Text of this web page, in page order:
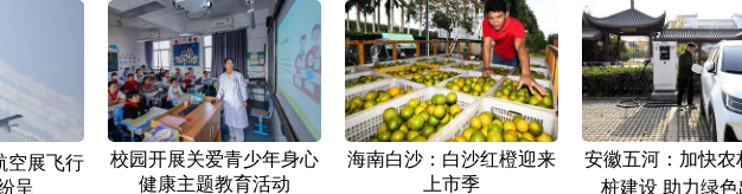
空展飞行
呈
校园开展关爱青少年身心
健康主题教育活动
海南白沙：白沙红橙迎来
上市季
安徽五河：加快农
桩建设 助力绿